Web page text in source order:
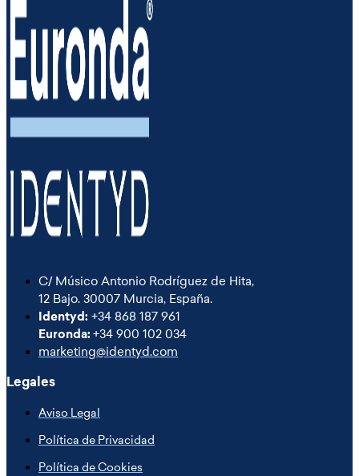
C/ Músico Antonio Rodríguez de Hita,
12 Bajo. 30007 Murcia, España.
Identyd: +34 868 187 961
Euronda: +34 900 102 034
marketing@identyd.com
Legales
Aviso Legal
Política de Privacidad
Política de Cookies